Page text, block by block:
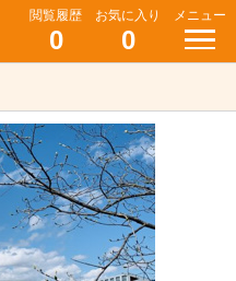
閲覧履歴
0
お気に入り
0
メニュー